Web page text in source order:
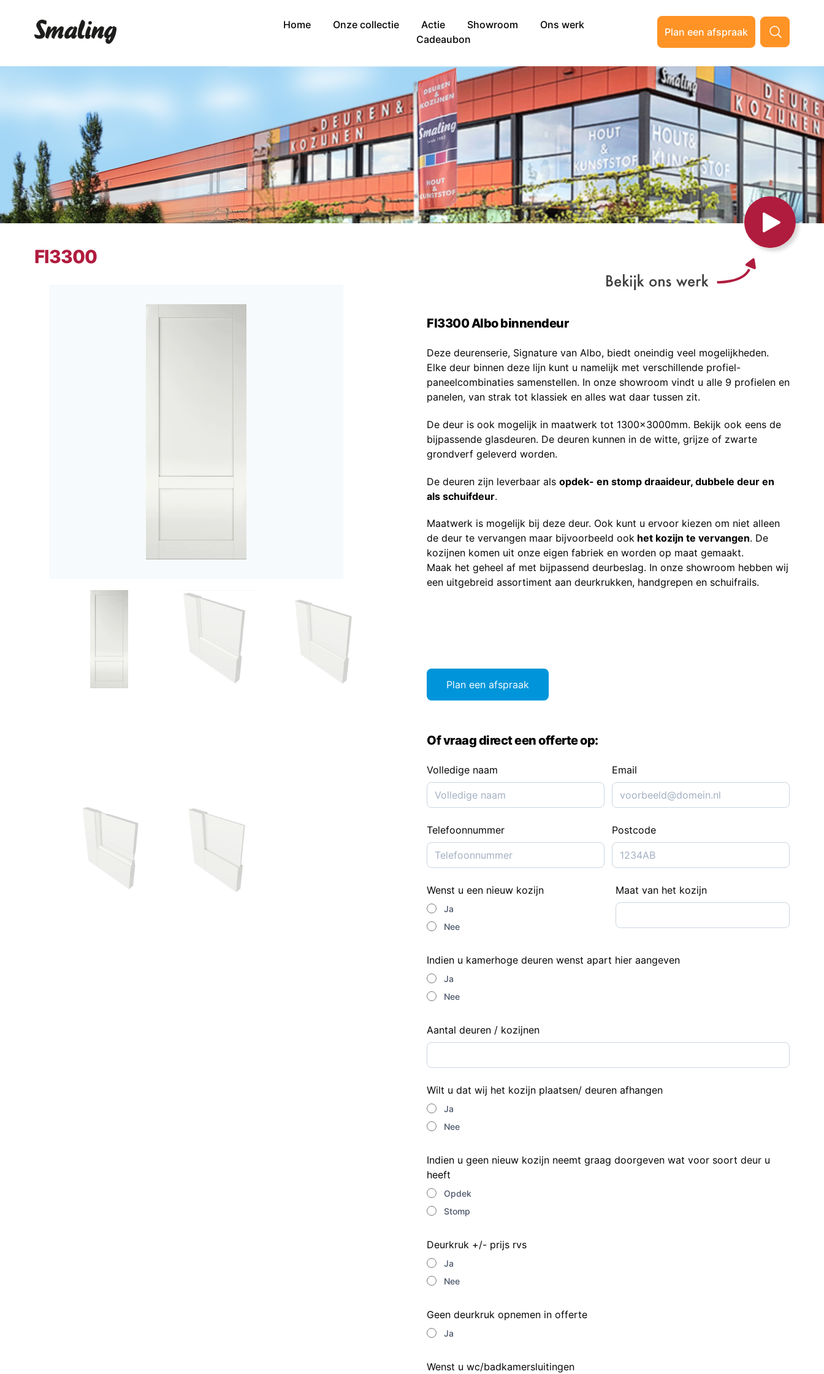
Home Onze collectie Actie Showroom
Ons werk
Cadeaubon
Plan een afspraak
FI3300
FI3300 Albo binnendeur
Deze deurenserie, Signature van Albo, biedt oneindig veel mogelijkheden.
Elke deur binnen deze lijn kunt u namelijk met verschillende profiel-
paneelcombinaties samenstellen. In onze showroom vindt u alle 9 profielen en
panelen, van strak tot klassiek en alles wat daar tussen zit.
De deur is ook mogelijk in maatwerk tot 1300x3000mm. Bekijk ook eens de
bijpassende glasdeuren. De deuren kunnen in de witte, grijze of zwarte
grondverf geleverd worden.
De deuren zijn leverbaar als opdek- en stomp draaideur, dubbele deur en
als schuifdeur.
Maatwerk is mogelijk bij deze deur. Ook kunt u ervoor kiezen om niet alleen
de deur te vervangen maar bijvoorbeeld ook het kozijn te vervangen. De
kozijnen komen uit onze eigen fabriek en worden op maat gemaakt.
Maak het geheel af met bijpassend deurbeslag. In onze showroom hebben wij
een uitgebreid assortiment aan deurkrukken, handgrepen en schuifrails.
Plan een afspraak
Of vraag direct een offerte op:
Volledige naam Email
Telefoonnummer Postcode
Wenst u een nieuw kozijn
Ja
Nee
Maat van het kozijn
Indien u kamerhoge deuren wenst apart hier aangeven
Ja
Nee
Aantal deuren / kozijnen
Wilt u dat wij het kozijn plaatsen/ deuren afhangen
Ja
Nee
Indien u geen nieuw kozijn neemt graag doorgeven wat voor soort deur u
heeft
Opdek
Stomp
Deurkruk +/- prijs rvs
Ja
Nee
Geen deurkruk opnemen in offerte
Ja
Wenst u wc/badkamersluitingen